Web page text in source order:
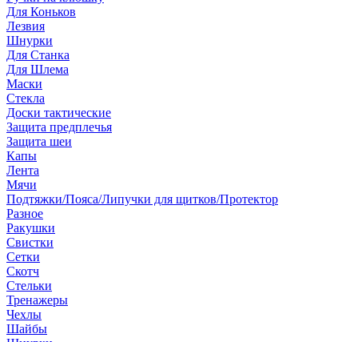
Для Коньков
Лезвия
Шнурки
Для Станка
Для Шлема
Маски
Стекла
Доски тактические
Защита предплечья
Защита шеи
Капы
Лента
Мячи
Подтяжки/Пояса/Липучки для щитков/Протектор
Разное
Ракушки
Свистки
Сетки
Скотч
Стельки
Тренажеры
Чехлы
Шайбы